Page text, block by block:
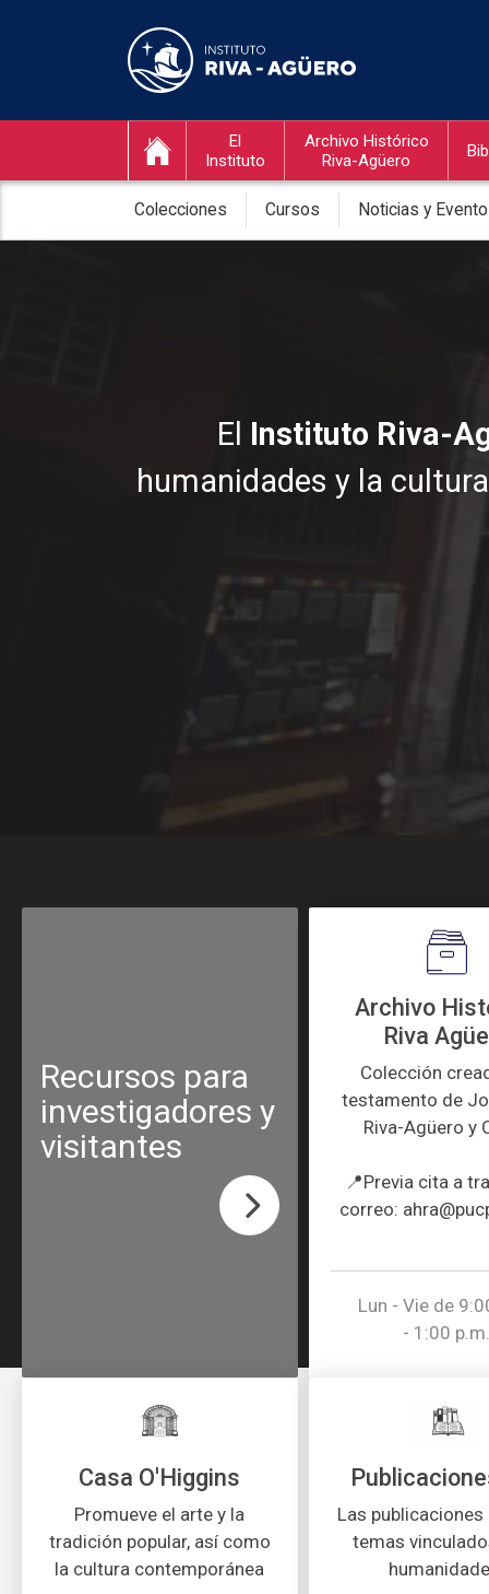
El
Instituto
Archivo Histórico
Riva-Agüero
Colecciones Cursos Noticias y
El Instituto Riva-
humanidades y la
Recursos para
investigadores y
visitantes
Archivo
Riva
Colección
testamento de
Riva-Agüero y
📍Previa cita a
correo:
Lun - Vie de
- 1:00 p.m.
Casa O'Higgins
Promueve el arte y la
tradición popular, así como
la cultura contemporánea
Las publicaciones
temas